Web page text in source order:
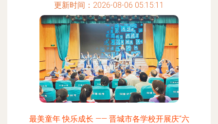
更新时间：2026-08-06 05:15:11
最美童年 快乐成长 —— 晋城市各学校开展庆“六